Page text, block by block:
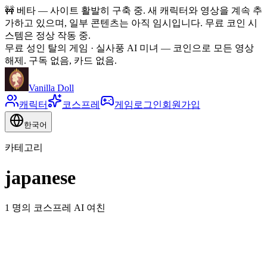
🚧 베타 — 사이트 활발히 구축 중. 새 캐릭터와 영상을 계속 추
가하고 있으며, 일부 콘텐츠는 아직 임시입니다. 무료 코인 시
스템은 정상 작동 중.
무료 성인 탈의 게임 · 실사풍 AI 미녀 — 코인으로 모든 영상
해제. 구독 없음, 카드 없음.
Vanilla Doll
캐릭터
코스프레 게임 로그인회원가입
한국어
카테고리
japanese
1 명의 코스프레 AI 여친